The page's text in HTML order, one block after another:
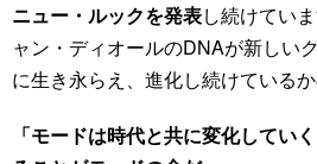
ニュー・ルックを発表し続けてい
ャン・ディオールのDNAが新しい
に生き永らえ、進化し続けている
「モードは時代と共に変化してい